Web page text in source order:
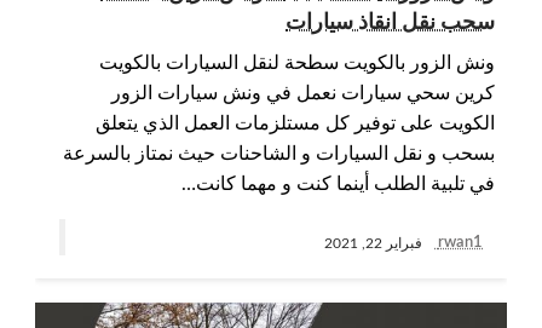
سحب نقل انقاذ سيارات
ونش الزور بالكويت سطحة لنقل السيارات بالكويت
كرين سحي سيارات نعمل في ونش سيارات الزور
الكويت على توفير كل مستلزمات العمل الذي يتعلق
بسحب و نقل السيارات و الشاحنات حيث نمتاز بالسرعة
في تلبية الطلب أينما كنت و مهما كانت…
rwan1 فبراير 22, 2021